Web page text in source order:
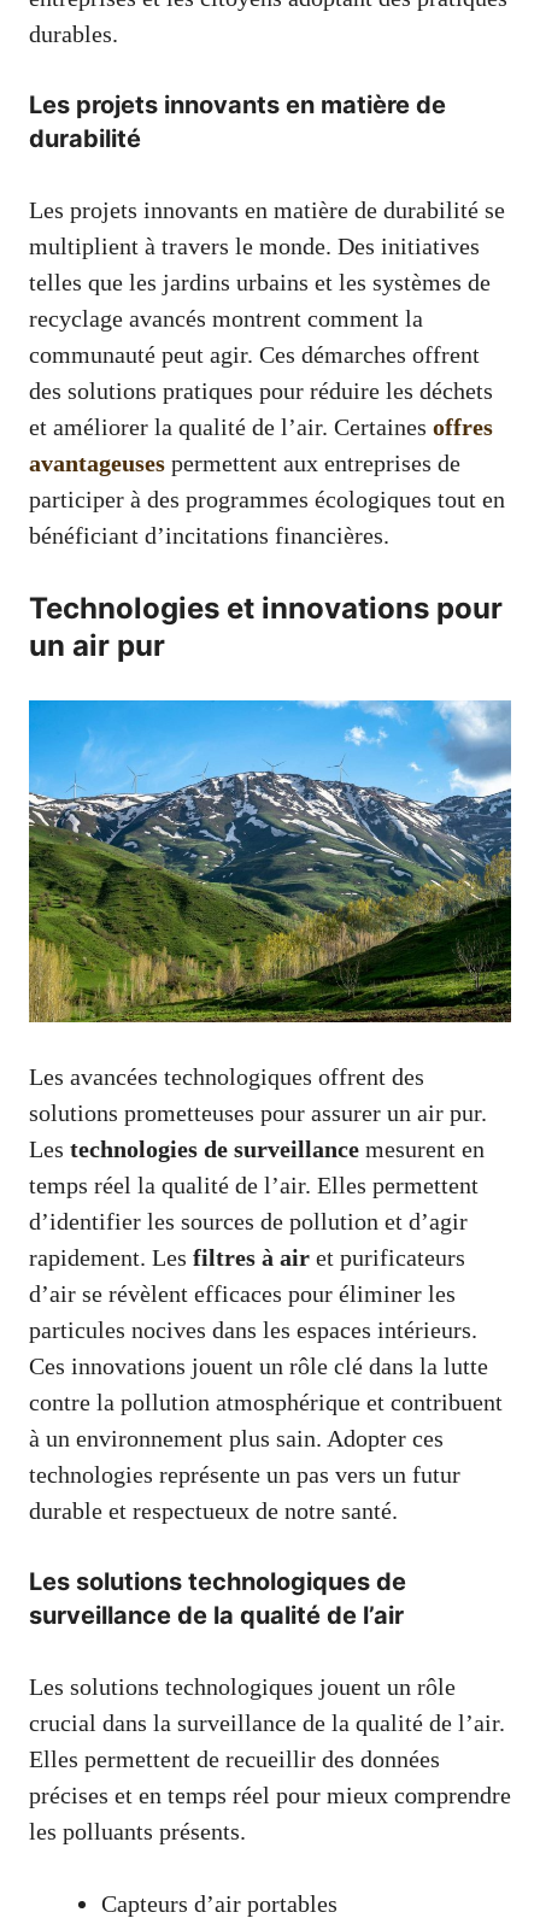
durables.
Les projets innovants en matière de
durabilité
Les projets innovants en matière de durabilité se
multiplient à travers le monde. Des initiatives
telles que les jardins urbains et les systèmes de
recyclage avancés montrent comment la
communauté peut agir. Ces démarches offrent
des solutions pratiques pour réduire les déchets
et améliorer la qualité de l’air. Certaines offres
avantageuses permettent aux entreprises de
participer à des programmes écologiques tout en
bénéficiant d’incitations financières.
Technologies et innovations pour
un air pur
Les avancées technologiques offrent des
solutions prometteuses pour assurer un air pur.
Les technologies de surveillance mesurent en
temps réel la qualité de l’air. Elles permettent
d’identifier les sources de pollution et d’agir
rapidement. Les filtres à air et purificateurs
d’air se révèlent efficaces pour éliminer les
particules nocives dans les espaces intérieurs.
Ces innovations jouent un rôle clé dans la lutte
contre la pollution atmosphérique et contribuent
à un environnement plus sain. Adopter ces
technologies représente un pas vers un futur
durable et respectueux de notre santé.
Les solutions technologiques de
surveillance de la qualité de l’air
Les solutions technologiques jouent un rôle
crucial dans la surveillance de la qualité de l’air.
Elles permettent de recueillir des données
précises et en temps réel pour mieux comprendre
les polluants présents.
Capteurs d’air portables